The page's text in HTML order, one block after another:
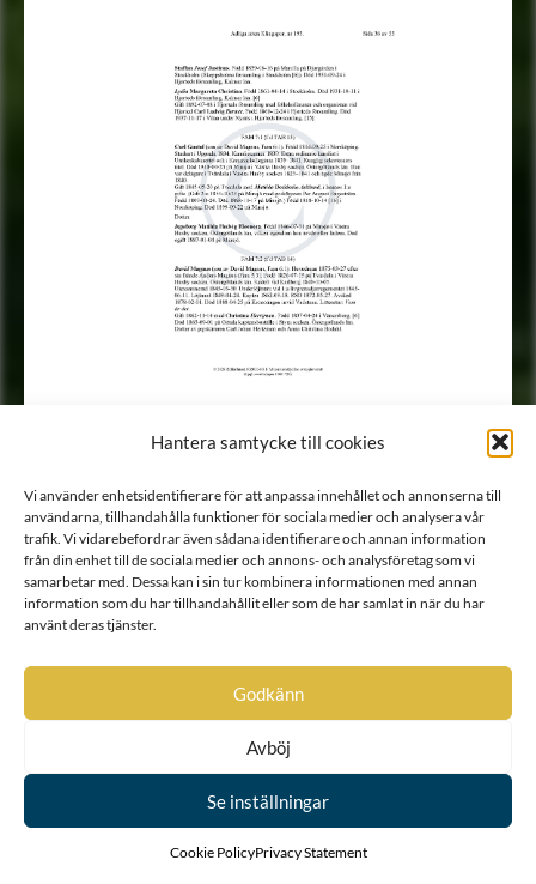
Hantera samtycke till cookies
Vi använder enhetsidentifierare för att anpassa innehållet och annonserna till
användarna, tillhandahålla funktioner för sociala medier och analysera vår
trafik. Vi vidarebefordrar även sådana identifierare och annan information
från din enhet till de sociala medier och annons- och analysföretag som vi
samarbetar med. Dessa kan i sin tur kombinera informationen med annan
information som du har tillhandahållit eller som de har samlat in när du har
använt deras tjänster.
Godkänn
Avböj
Se inställningar
Cookie PolicyPrivacy Statement